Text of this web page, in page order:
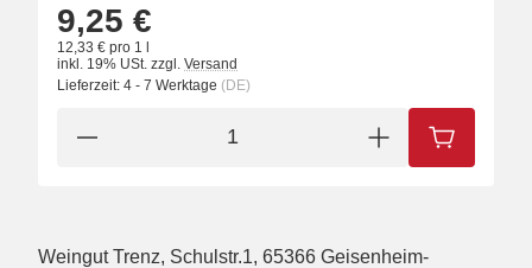
9,25 €
12,33 € pro 1 l
inkl. 19% USt. zzgl. Versand
Lieferzeit: 4 - 7 Werktage (DE)
IN DEN
Weingut Trenz, Schulstr.1, 65366 Geisenheim-